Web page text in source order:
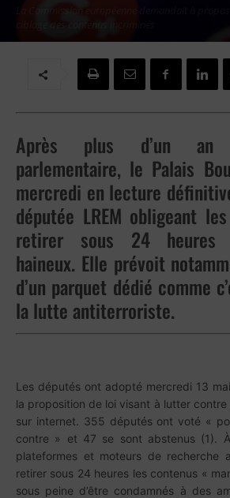
Par Jean-Marie DINH - 14 mai 2020
Après plus d’un an
parlementaire, le Palais
mercredi en lecture
députée LREM obligeant
retirer sous 24 heures
haineux. Elle prévoit
d’un parquet dédié comme
la lutte antiterroriste.
Les députés ont adopté mercredi 13
la proposition de loi visant à lutter contre
sur internet. 355 députés ont voté «
contre » et 47 se sont abstenus (1).
plateformes et moteurs de recherche
retirer sous 24 heures les contenus «
sous peine d’être condamnés à des